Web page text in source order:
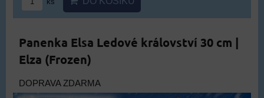
Panenka Elsa Ledové království 30 cm |
Elza (Frozen)
DOPRAVA ZDARMA